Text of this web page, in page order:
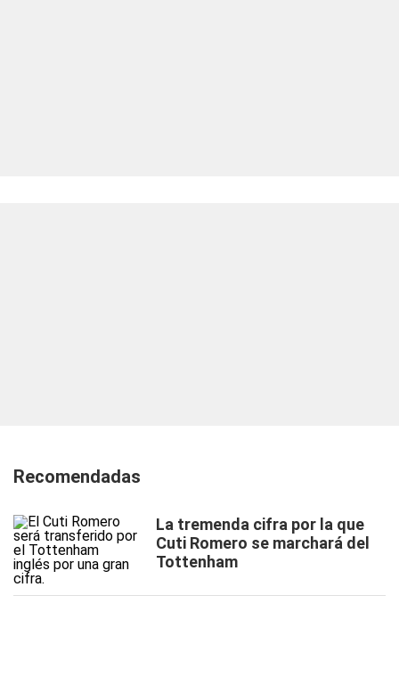
Recomendadas
La tremenda cifra por la que
Cuti Romero se marchará del
Tottenham